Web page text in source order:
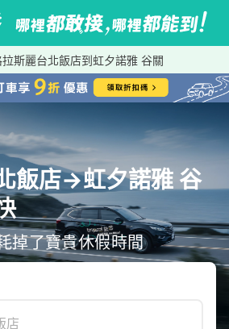
斯麗台北飯店到虹夕諾雅 谷關
飯店→虹夕諾雅 谷
掉了寶貴休假時間